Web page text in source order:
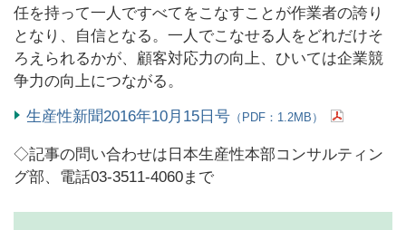
任を持って一人ですべてをこなすことが作業者の誇り
となり、自信となる。一人でこなせる人をどれだけそ
ろえられるかが、顧客対応力の向上、ひいては企業競
争力の向上につながる。
生産性新聞2016年10月15日号 （PDF：1.2MB）
◇記事の問い合わせは日本生産性本部コンサルティン
グ部、電話03-3511-4060まで